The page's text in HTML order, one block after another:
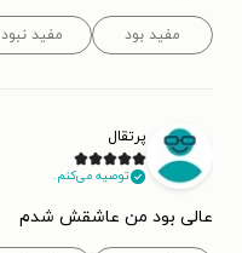
مفید بود مفید نبود
پرتقال
توصیه می‌کنم.
عالی بود من عاشقش شدم